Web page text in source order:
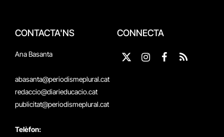
CONTACTA'NS
Ana Basanta
abasanta@periodismeplural.cat
redaccio@diarieducacio.cat
publicitat@periodismeplural.cat
Telèfon:
CONNECTA
X
Instagram
Facebook
RSS